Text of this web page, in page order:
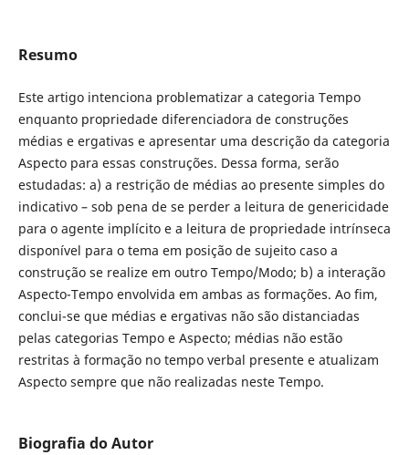
Resumo
Este artigo intenciona problematizar a categoria Tempo
enquanto propriedade diferenciadora de construções
médias e ergativas e apresentar uma descrição da categoria
Aspecto para essas construções. Dessa forma, serão
estudadas: a) a restrição de médias ao presente simples do
indicativo – sob pena de se perder a leitura de genericidade
para o agente implícito e a leitura de propriedade intrínseca
disponível para o tema em posição de sujeito caso a
construção se realize em outro Tempo/Modo; b) a interação
Aspecto-Tempo envolvida em ambas as formações. Ao fim,
conclui-se que médias e ergativas não são distanciadas
pelas categorias Tempo e Aspecto; médias não estão
restritas à formação no tempo verbal presente e atualizam
Aspecto sempre que não realizadas neste Tempo.
Biografia do Autor